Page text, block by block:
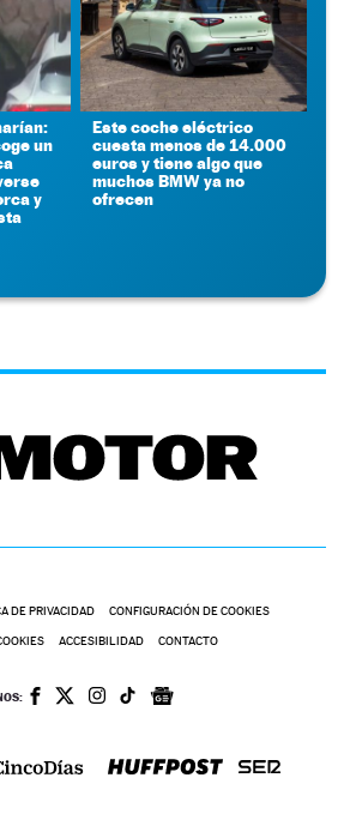
un
y
Este coche eléctrico
cuesta menos de 14.000
euros y tiene algo que
muchos BMW ya no
ofrecen
DE PRIVACIDAD CONFIGURACIÓN DE COOKIES
ACCESIBILIDAD CONTACTO